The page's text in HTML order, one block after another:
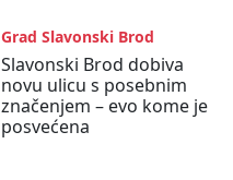
Grad Slavonski Brod
Slavonski Brod dobiva
novu ulicu s posebnim
značenjem – evo kome je
posvećena